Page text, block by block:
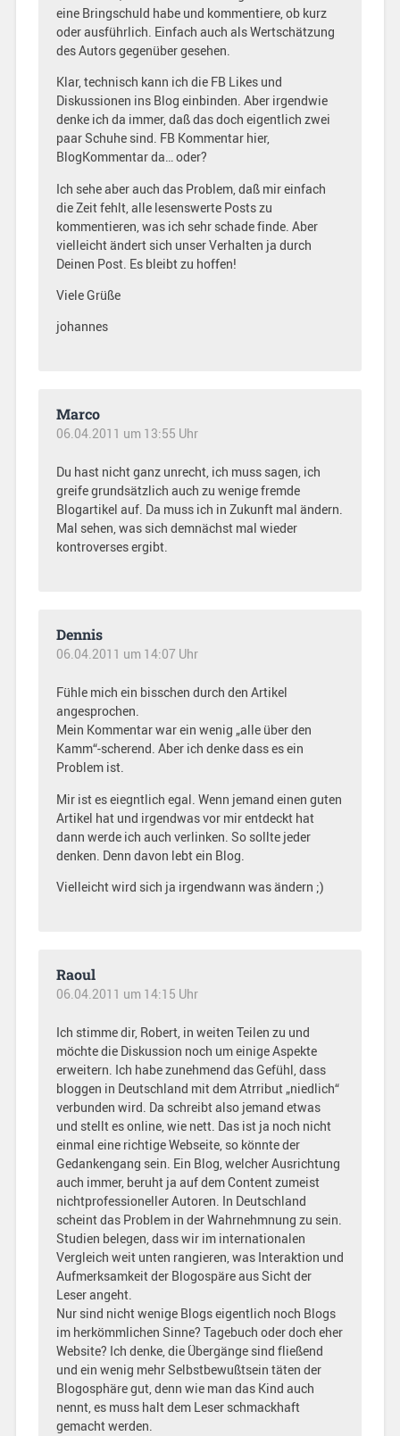
eine Bringschuld habe und kommentiere, ob kurz
oder ausführlich. Einfach auch als Wertschätzung
des Autors gegenüber gesehen.
Klar, technisch kann ich die FB Likes und
Diskussionen ins Blog einbinden. Aber irgendwie
denke ich da immer, daß das doch eigentlich zwei
paar Schuhe sind. FB Kommentar hier,
BlogKommentar da… oder?
Ich sehe aber auch das Problem, daß mir einfach
die Zeit fehlt, alle lesenswerte Posts zu
kommentieren, was ich sehr schade finde. Aber
vielleicht ändert sich unser Verhalten ja durch
Deinen Post. Es bleibt zu hoffen!
Viele Grüße
johannes
Marco
06.04.2011 um 13:55 Uhr
Du hast nicht ganz unrecht, ich muss sagen, ich
greife grundsätzlich auch zu wenige fremde
Blogartikel auf. Da muss ich in Zukunft mal ändern.
Mal sehen, was sich demnächst mal wieder
kontroverses ergibt.
Dennis
06.04.2011 um 14:07 Uhr
Fühle mich ein bisschen durch den Artikel
angesprochen.
Mein Kommentar war ein wenig „alle über den
Kamm“-scherend. Aber ich denke dass es ein
Problem ist.
Mir ist es eiegntlich egal. Wenn jemand einen guten
Artikel hat und irgendwas vor mir entdeckt hat
dann werde ich auch verlinken. So sollte jeder
denken. Denn davon lebt ein Blog.
Vielleicht wird sich ja irgendwann was ändern ;)
Raoul
06.04.2011 um 14:15 Uhr
Ich stimme dir, Robert, in weiten Teilen zu und
möchte die Diskussion noch um einige Aspekte
erweitern. Ich habe zunehmend das Gefühl, dass
bloggen in Deutschland mit dem Atrribut „niedlich“
verbunden wird. Da schreibt also jemand etwas
und stellt es online, wie nett. Das ist ja noch nicht
einmal eine richtige Webseite, so könnte der
Gedankengang sein. Ein Blog, welcher Ausrichtung
auch immer, beruht ja auf dem Content zumeist
nichtprofessioneller Autoren. In Deutschland
scheint das Problem in der Wahrnehmnung zu sein.
Studien belegen, dass wir im internationalen
Vergleich weit unten rangieren, was Interaktion und
Aufmerksamkeit der Blogospäre aus Sicht der
Leser angeht.
Nur sind nicht wenige Blogs eigentlich noch Blogs
im herkömmlichen Sinne? Tagebuch oder doch eher
Website? Ich denke, die Übergänge sind fließend
und ein wenig mehr Selbstbewußtsein täten der
Blogosphäre gut, denn wie man das Kind auch
nennt, es muss halt dem Leser schmackhaft
gemacht werden.